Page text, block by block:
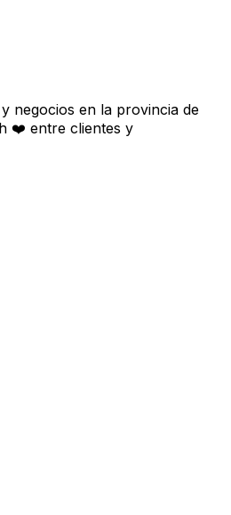
negocios en la provincia de
❤️ entre clientes y